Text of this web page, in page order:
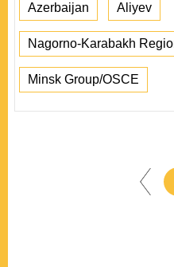
Azerbaijan Aliyev
Nagorno-Karabakh
Minsk Group/OSCE